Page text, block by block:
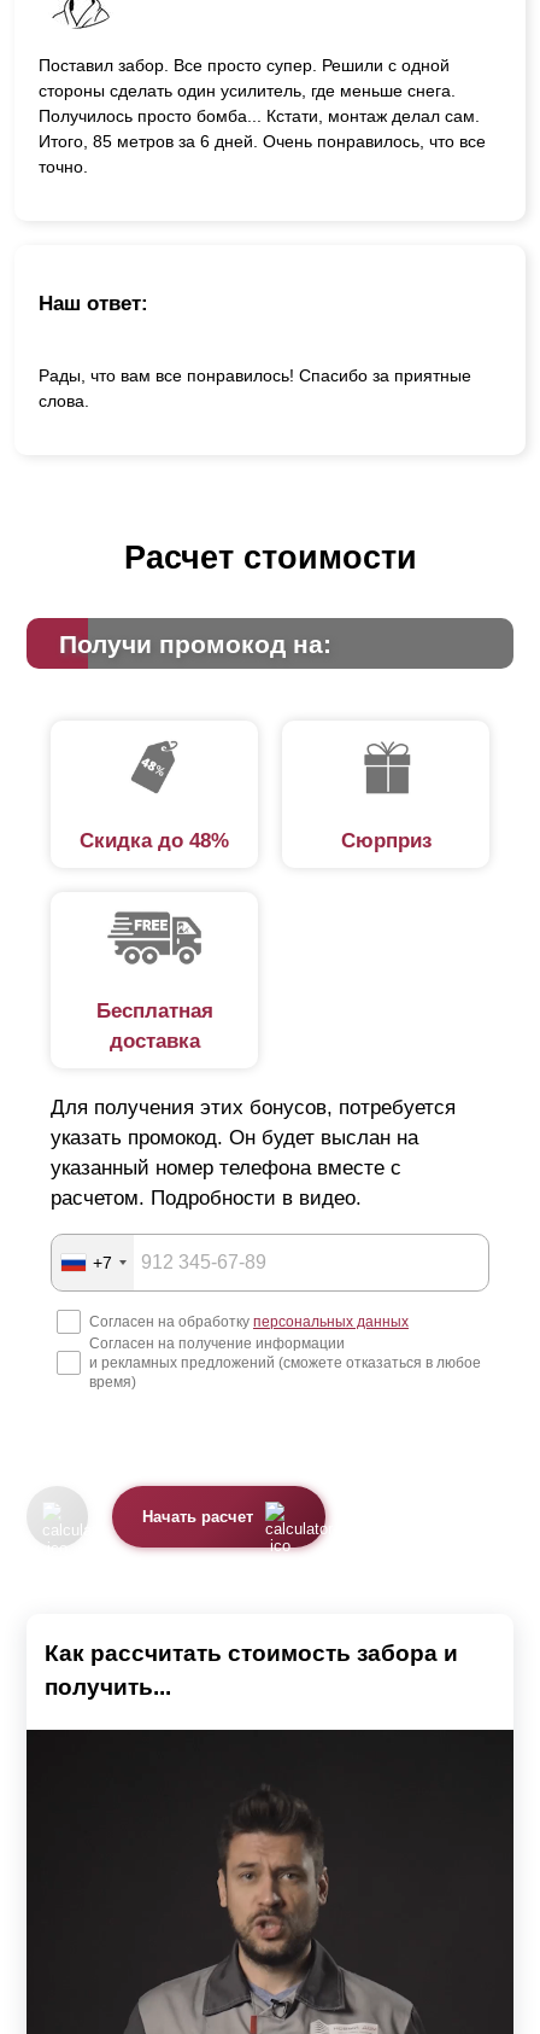
Поставил забор. Все просто супер. Решили с одной
стороны сделать один усилитель, где меньше снега.
Получилось просто бомба... Кстати, монтаж делал сам.
Итого, 85 метров за 6 дней. Очень понравилось, что все
точно.
Наш ответ:
Рады, что вам все понравилось! Спасибо за приятные
слова.
Расчет стоимости
Получи промокод на:
Скидка до 48% Сюрприз
Бесплатная
доставка
Для получения этих бонусов, потребуется
указать промокод. Он будет выслан на
указанный номер телефона вместе с
расчетом. Подробности в видео.
+7
Согласен на обработку персональных данных
Согласен на получение информации
и рекламных предложений (сможете отказаться в любое
время)
Начать расчет
Как рассчитать стоимость забора и
получить...